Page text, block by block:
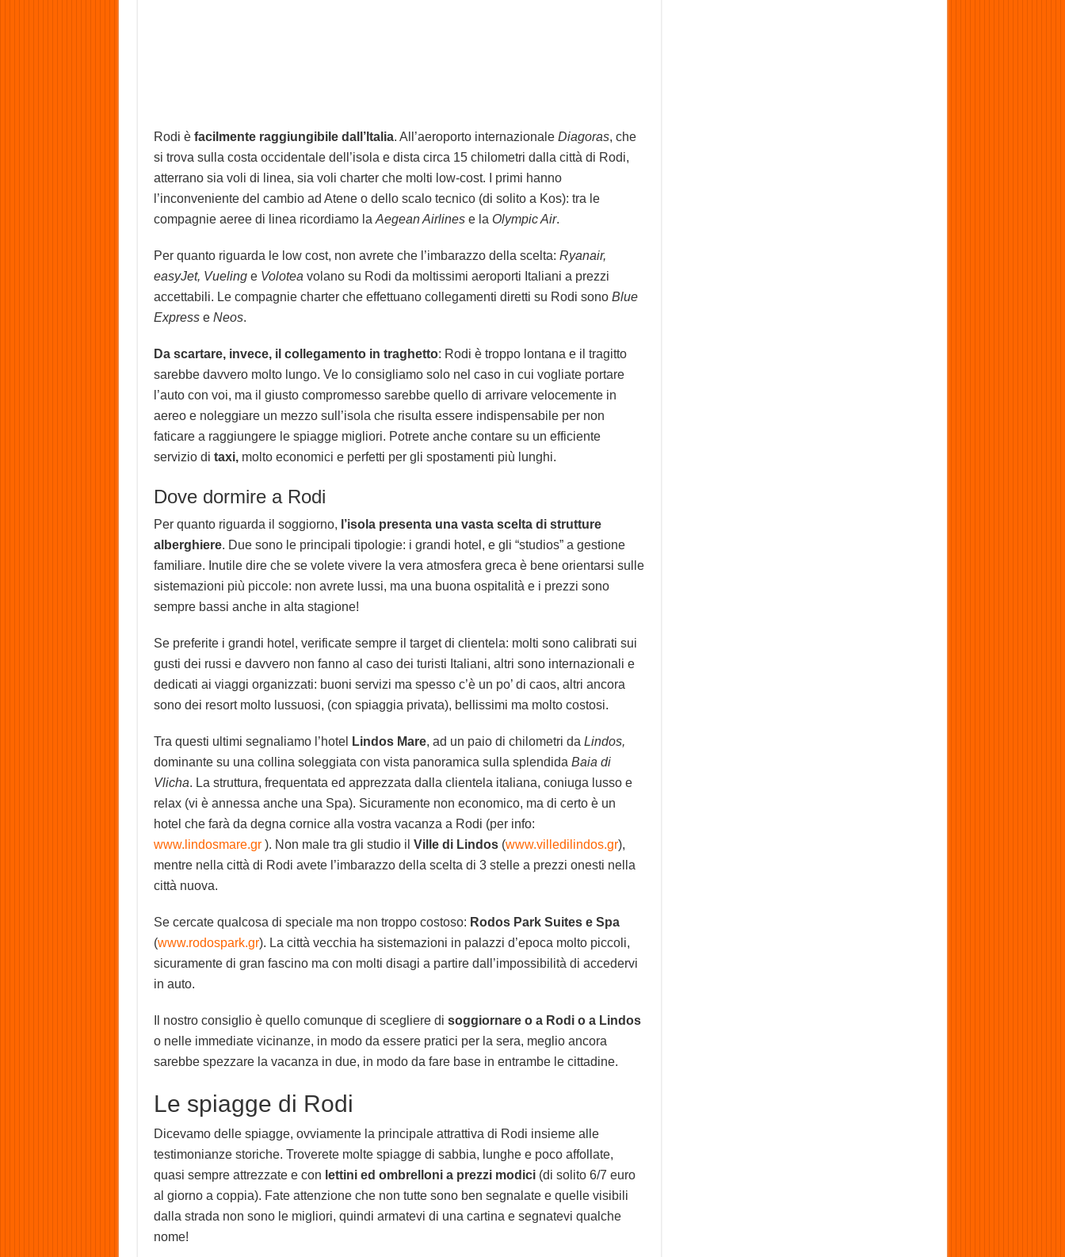
Rodi è facilmente raggiungibile dall’Italia. All’aeroporto internazionale Diagoras, che
si trova sulla costa occidentale dell’isola e dista circa 15 chilometri dalla città di Rodi,
atterrano sia voli di linea, sia voli charter che molti low-cost. I primi hanno
l’inconveniente del cambio ad Atene o dello scalo tecnico (di solito a Kos): tra le
compagnie aeree di linea ricordiamo la Aegean Airlinese la Olympic Air.
Per quanto riguarda le low cost, non avrete che l’imbarazzo della scelta: Ryanair,
easyJet, Vuelinge Volotea volano su Rodi da moltissimi aeroporti Italiani a prezzi
accettabili. Le compagnie charter che effettuano collegamenti diretti su Rodi sono Blue
Expresse Neos.
Da scartare, invece, il collegamento in traghetto: Rodi è troppo lontana e il tragitto
sarebbe davvero molto lungo. Ve lo consigliamo solo nel caso in cui vogliate portare
l’auto con voi, ma il giusto compromesso sarebbe quello di arrivare velocemente in
aereo e noleggiare un mezzo sull’isola che risulta essere indispensabile per non
faticare a raggiungere le spiagge migliori. Potrete anche contare su un efficiente
servizio di taxi,molto economici e perfetti per gli spostamenti più lunghi.
Dove dormire a Rodi
Per quanto riguarda il soggiorno, l’isola presenta una vasta scelta di strutture
alberghiere. Due sono le principali tipologie: i grandi hotel, e gli “studios” a gestione
familiare. Inutile dire che se volete vivere la vera atmosfera greca è bene orientarsi sulle
sistemazioni più piccole: non avrete lussi, ma una buona ospitalità e i prezzi sono
sempre bassi anche in alta stagione!
Se preferite i grandi hotel, verificate sempre il target di clientela: molti sono calibrati sui
gusti dei russi e davvero non fanno al caso dei turisti Italiani, altri sono internazionali e
dedicati ai viaggi organizzati: buoni servizi ma spesso c’è un po’ di caos, altri ancora
sono dei resort molto lussuosi, (con spiaggia privata), bellissimi ma molto costosi.
Tra questi ultimi segnaliamo l’hotel Lindos Mare, ad un paio di chilometri da Lindos,
dominante su una collina soleggiata con vista panoramica sulla splendida Baia di
Vlicha. La struttura, frequentata ed apprezzata dalla clientela italiana, coniuga lusso e
relax (vi è annessa anche una Spa). Sicuramente non economico, ma di certo è un
hotel che farà da degna cornice alla vostra vacanza a Rodi (per info:
www.lindosmare.gr). Non male tra gli studio il Ville di Lindos(www.villedilindos.gr),
mentre nella città di Rodi avete l’imbarazzo della scelta di 3 stelle a prezzi onesti nella
città nuova.
Se cercate qualcosa di speciale ma non troppo costoso: Rodos Park Suites e Spa
(www.rodospark.gr). La città vecchia ha sistemazioni in palazzi d’epoca molto piccoli,
sicuramente di gran fascino ma con molti disagi a partire dall’impossibilità di accedervi
in auto.
Il nostro consiglio è quello comunque di scegliere di soggiornare o a Rodi o a Lindos
o nelle immediate vicinanze, in modo da essere pratici per la sera, meglio ancora
sarebbe spezzare la vacanza in due, in modo da fare base in entrambe le cittadine.
Le spiagge di Rodi
Dicevamo delle spiagge, ovviamente la principale attrattiva di Rodi insieme alle
testimonianze storiche. Troverete molte spiagge di sabbia, lunghe e poco affollate,
quasi sempre attrezzate e con lettini ed ombrelloni a prezzi modici(di solito 6/7 euro
al giorno a coppia). Fate attenzione che non tutte sono ben segnalate e quelle visibili
dalla strada non sono le migliori, quindi armatevi di una cartina e segnatevi qualche
nome!